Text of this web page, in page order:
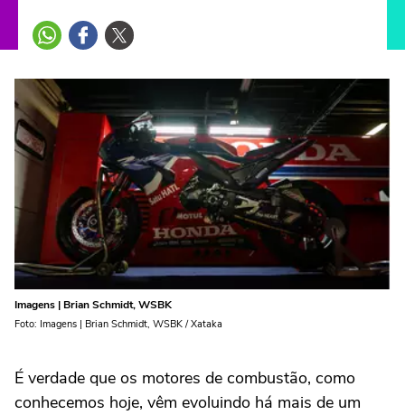
Imagens | Brian Schmidt, WSBK
Foto: Imagens | Brian Schmidt, WSBK / Xataka
É verdade que os motores de combustão, como
conhecemos hoje, vêm evoluindo há mais de um